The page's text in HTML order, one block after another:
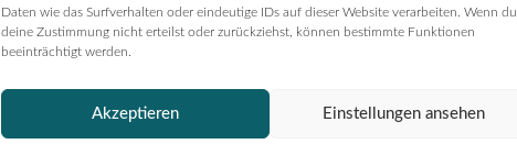
Daten wie das Surfverhalten oder eindeutige IDs auf dieser Website verarbeiten. Wenn du
deine Zustimmung nicht erteilst oder zurückziehst, können bestimmte Funktionen
beeinträchtigt werden.
Akzeptieren Einstellungen ansehen